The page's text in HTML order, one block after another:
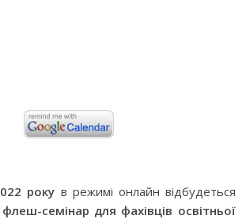
року в режимі онлайн відбудеться
семінар для фахівців освітньої